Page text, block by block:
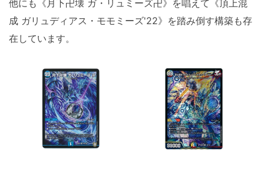
他にも《月下卍壊 ガ・リュミーズ卍》を唱えて《頂上混
成 ガリュディアス・モモミーズ'22》を踏み倒す構築も存
在しています。